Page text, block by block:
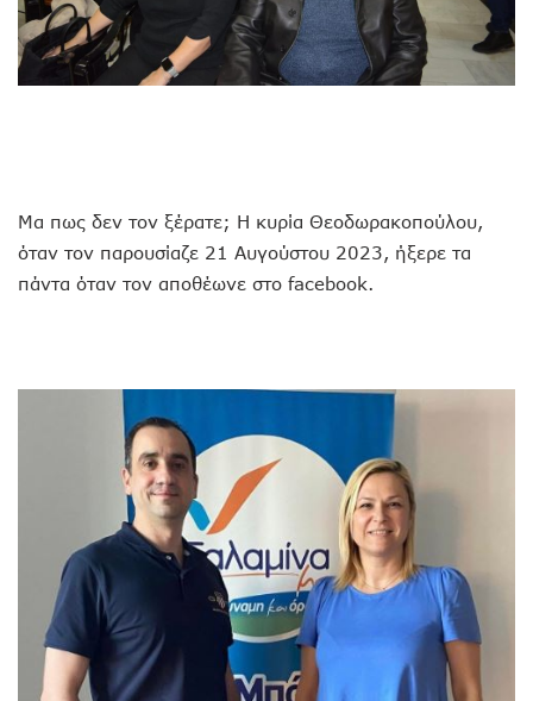
Μα πως δεν τον ξέρατε; Η κυρία Θεοδωρακοπούλου,
όταν τον παρουσίαζε 21 Αυγούστου 2023, ήξερε τα
πάντα όταν τον αποθέωνε στο facebook.